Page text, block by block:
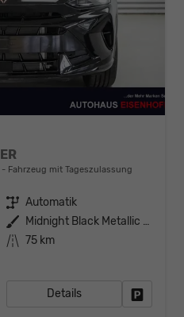
Fahrzeug mit Tageszulassung
Getriebe Automatik
Außenfarbe
Midnight Black Metallic (0E)
Kilometerstand 75 km
Details